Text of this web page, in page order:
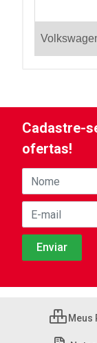
Cadastre-
ofertas!
Meus